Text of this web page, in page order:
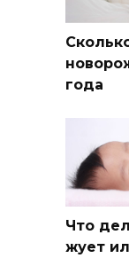
года
Что
жует